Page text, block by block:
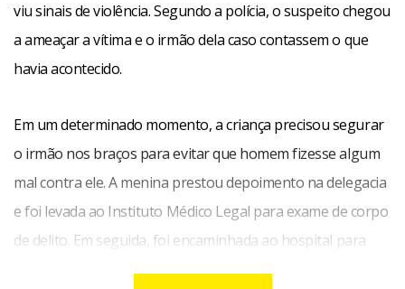
viu sinais de violência. Segundo a polícia, o suspeito chegou
a ameaçar a vítima e o irmão dela caso contassem o que
havia acontecido.
Em um determinado momento, a criança precisou segurar
o irmão nos braços para evitar que homem fizesse algum
mal contra ele. A menina prestou depoimento na delegacia
e foi levada ao Instituto Médico Legal para exame de corpo
de delito. Em seguida, foi encaminhada ao hospital para
procedimentos de praxe.